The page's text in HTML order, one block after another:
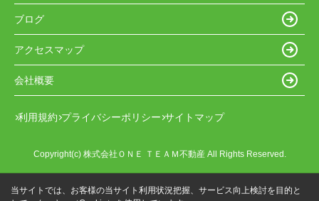
ブログ
アクセスマップ
会社概要
利用規約 プライバシーポリシー サイトマップ
Copyright(c) 株式会社ＯＮＥ ＴＥＡＭ不動産 All Rights Reserved.
当サイトでは、お客様の当サイト利用状況把握、サービス向上検討を目的と